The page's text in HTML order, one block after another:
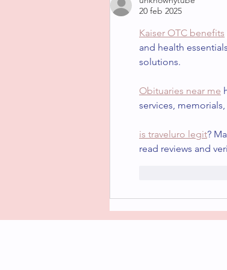
20 feb 2025
Kaiser OTC benefits
and health
solutions.
Obituaries near me
services,
is traveluro legit?
read reviews and